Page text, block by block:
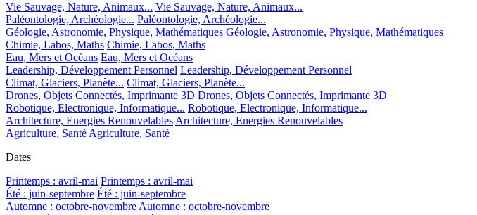
Vie Sauvage, Nature, Animaux... Vie Sauvage, Nature, Animaux...
Paléontologie, Archéologie... Paléontologie, Archéologie...
Géologie, Astronomie, Physique, Mathématiques Géologie, Astronomie, Physique, Mathématiques
Chimie, Labos, Maths Chimie, Labos, Maths
Eau, Mers et Océans Eau, Mers et Océans
Leadership, Développement Personnel Leadership, Développement Personnel
Climat, Glaciers, Planète... Climat, Glaciers, Planète...
Drones, Objets Connectés, Imprimante 3D Drones, Objets Connectés, Imprimante 3D
Robotique, Electronique, Informatique... Robotique, Electronique, Informatique...
Architecture, Energies RenouvelablesArchitecture, Energies Renouvelables
Agriculture, SantéAgriculture, Santé
Dates
Printemps : avril-mai Printemps : avril-mai
Été : juin-septembre Été : juin-septembre
Automne : octobre-novembreAutomne : octobre-novembre